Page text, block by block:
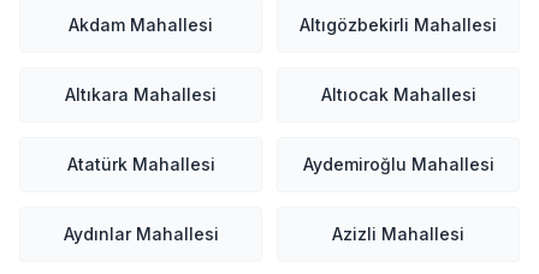
Akdam Mahallesi Altıgözbekirli Mahallesi
Altıkara Mahallesi Altıocak Mahallesi
Atatürk Mahallesi Aydemiroğlu Mahallesi
Aydınlar Mahallesi Azizli Mahallesi